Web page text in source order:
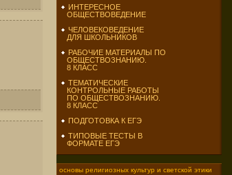
ИНТЕРЕСНОЕ
ОБЩЕСТВОВЕДЕНИЕ
ЧЕЛОВЕКОВЕДЕНИЕ
ДЛЯ ШКОЛЬНИКОВ
РАБОЧИЕ МАТЕРИАЛЫ ПО
ОБЩЕСТВОЗНАНИЮ.
8 КЛАСС
ТЕМАТИЧЕСКИЕ
КОНТРОЛЬНЫЕ РАБОТЫ
ПО ОБЩЕСТВОЗНАНИЮ.
8 КЛАСС
ПОДГОТОВКА К ЕГЭ
ТИПОВЫЕ ТЕСТЫ В
ФОРМАТЕ ЕГЭ
основы религиозных культур и светской этики